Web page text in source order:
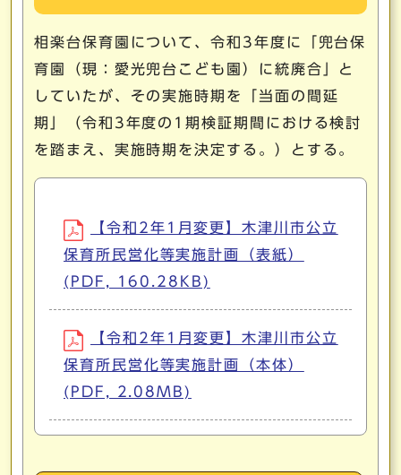
相楽台保育園について、令和3年度に「兜台保
育園（現：愛光兜台こども園）に統廃合」と
していたが、その実施時期を「当面の間延
期」（令和3年度の1期検証期間における検討
を踏まえ、実施時期を決定する。）とする。
【令和2年1月変更】木津川市公立
保育所民営化等実施計画（表紙）
(PDF, 160.28KB)
【令和2年1月変更】木津川市公立
保育所民営化等実施計画（本体）
(PDF, 2.08MB)